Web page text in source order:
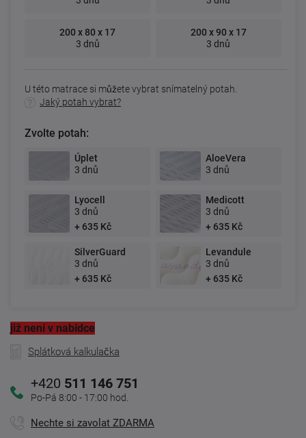
200 x 80 x 17
3 dnů
200 x 90 x 17
3 dnů
U této matrace si můžete vybrat snímatelný potah.
Jaký potah vybrat?
Zvolte potah:
Úplet
3 dnů
AloeVera
3 dnů
Lyocell
3 dnů
+ 635 Kč
Medicott
3 dnů
+ 635 Kč
SilverGuard
3 dnů
+ 635 Kč
Levandule
3 dnů
+ 635 Kč
již není v nabídce
Splátková kalkulačka
+420 511 146 751
Po-Pá 8:00 - 17:00 hod.
Nechte si zavolat ZDARMA